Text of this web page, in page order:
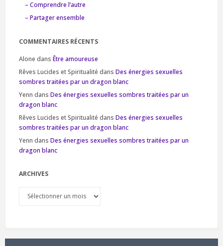
– Comprendre l’autre
– Partager ensemble
COMMENTAIRES RÉCENTS
Alone dans Être amoureuse
Rêves Lucides et Spiritualité dans Des énergies sexuelles
sombres traitées par un dragon blanc
Yenn dans Des énergies sexuelles sombres traitées par un
dragon blanc
Rêves Lucides et Spiritualité dans Des énergies sexuelles
sombres traitées par un dragon blanc
Yenn dans Des énergies sexuelles sombres traitées par un
dragon blanc
ARCHIVES